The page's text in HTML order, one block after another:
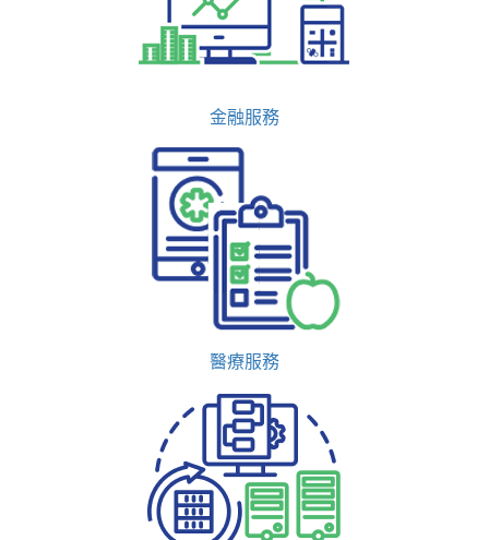
金融服務
醫療服務